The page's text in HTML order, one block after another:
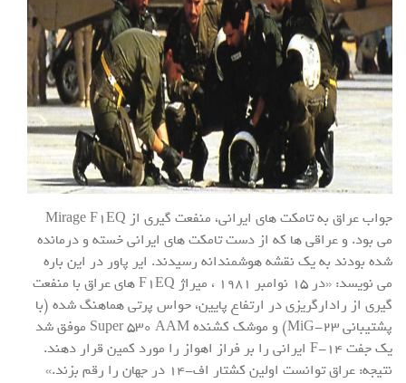
جواب عراق به تامکت های ایرانی، منفعت گیری از Mirage F۱EQ
می بود. و عراقی ها که از دست تامکت های ایرانی خسته و درمانده
شده بودند به یک نقشه هوشمندانه رسیدند. ایر پاور در این باره
می نویسد: «در ۱۵ نوامبر ۱۹۸۱ ، میراژ F۱EQ های عراق با منفعت
گیری از رادارگریزی در ارتفاع پایین، حواس پرتی هماهنگ شده (با
پشتیبانی MiG-۲۳) و موشک کشنده Super ۵۳۰ AAM موفق شد
یک جفت F-۱۴ ایرانی را بر فراز اهواز را مورد کمین قرار دهند.
نتیجه: عراق توانست اولین کشتار اف-۱۴ در جهان را رقم بزند.»